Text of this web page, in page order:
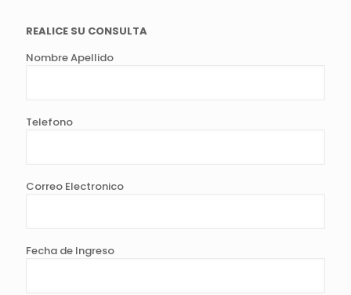
REALICE SU CONSULTA
Nombre Apellido
Telefono
Correo Electronico
Fecha de Ingreso